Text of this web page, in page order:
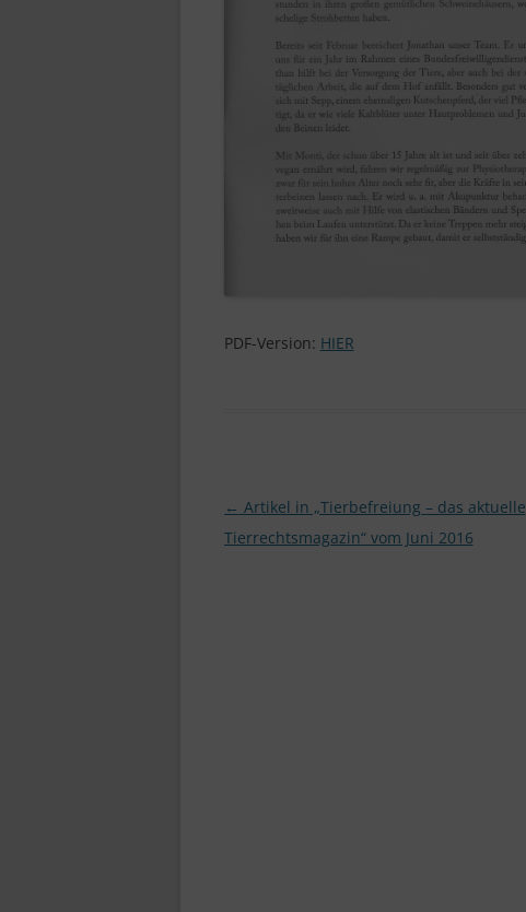
PDF-Version: HIER
Beitragsnavigation
← Artikel in „Tierbefreiung – das aktuelle
Tierrechtsmagazin“ vom Juni 2016